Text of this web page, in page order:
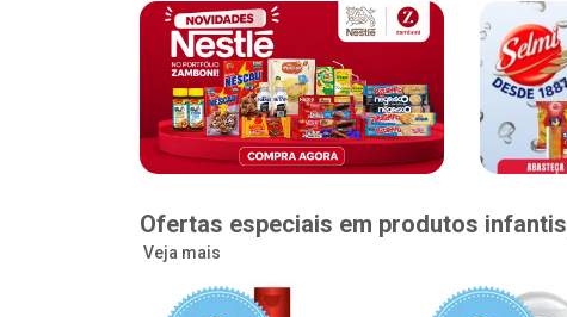
Ofertas especiais em produtos infantis
Veja mais